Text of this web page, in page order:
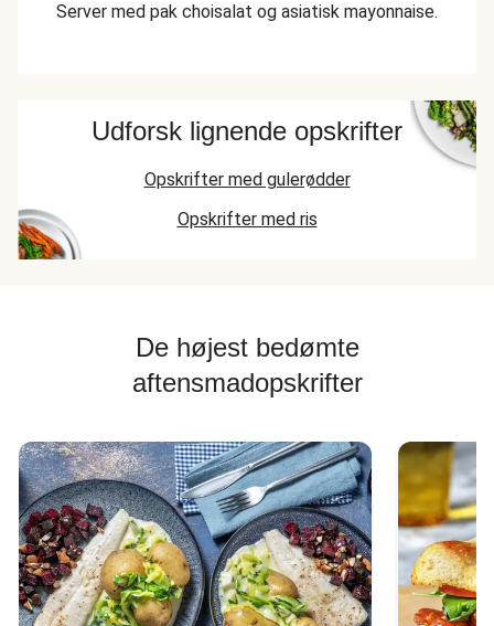
Server med pak choisalat og asiatisk mayonnaise.
Udforsk lignende opskrifter
Opskrifter med gulerødder
Opskrifter med ris
De højest bedømte
aftensmadopskrifter